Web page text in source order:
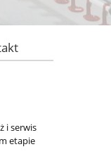
i serwis
etapie